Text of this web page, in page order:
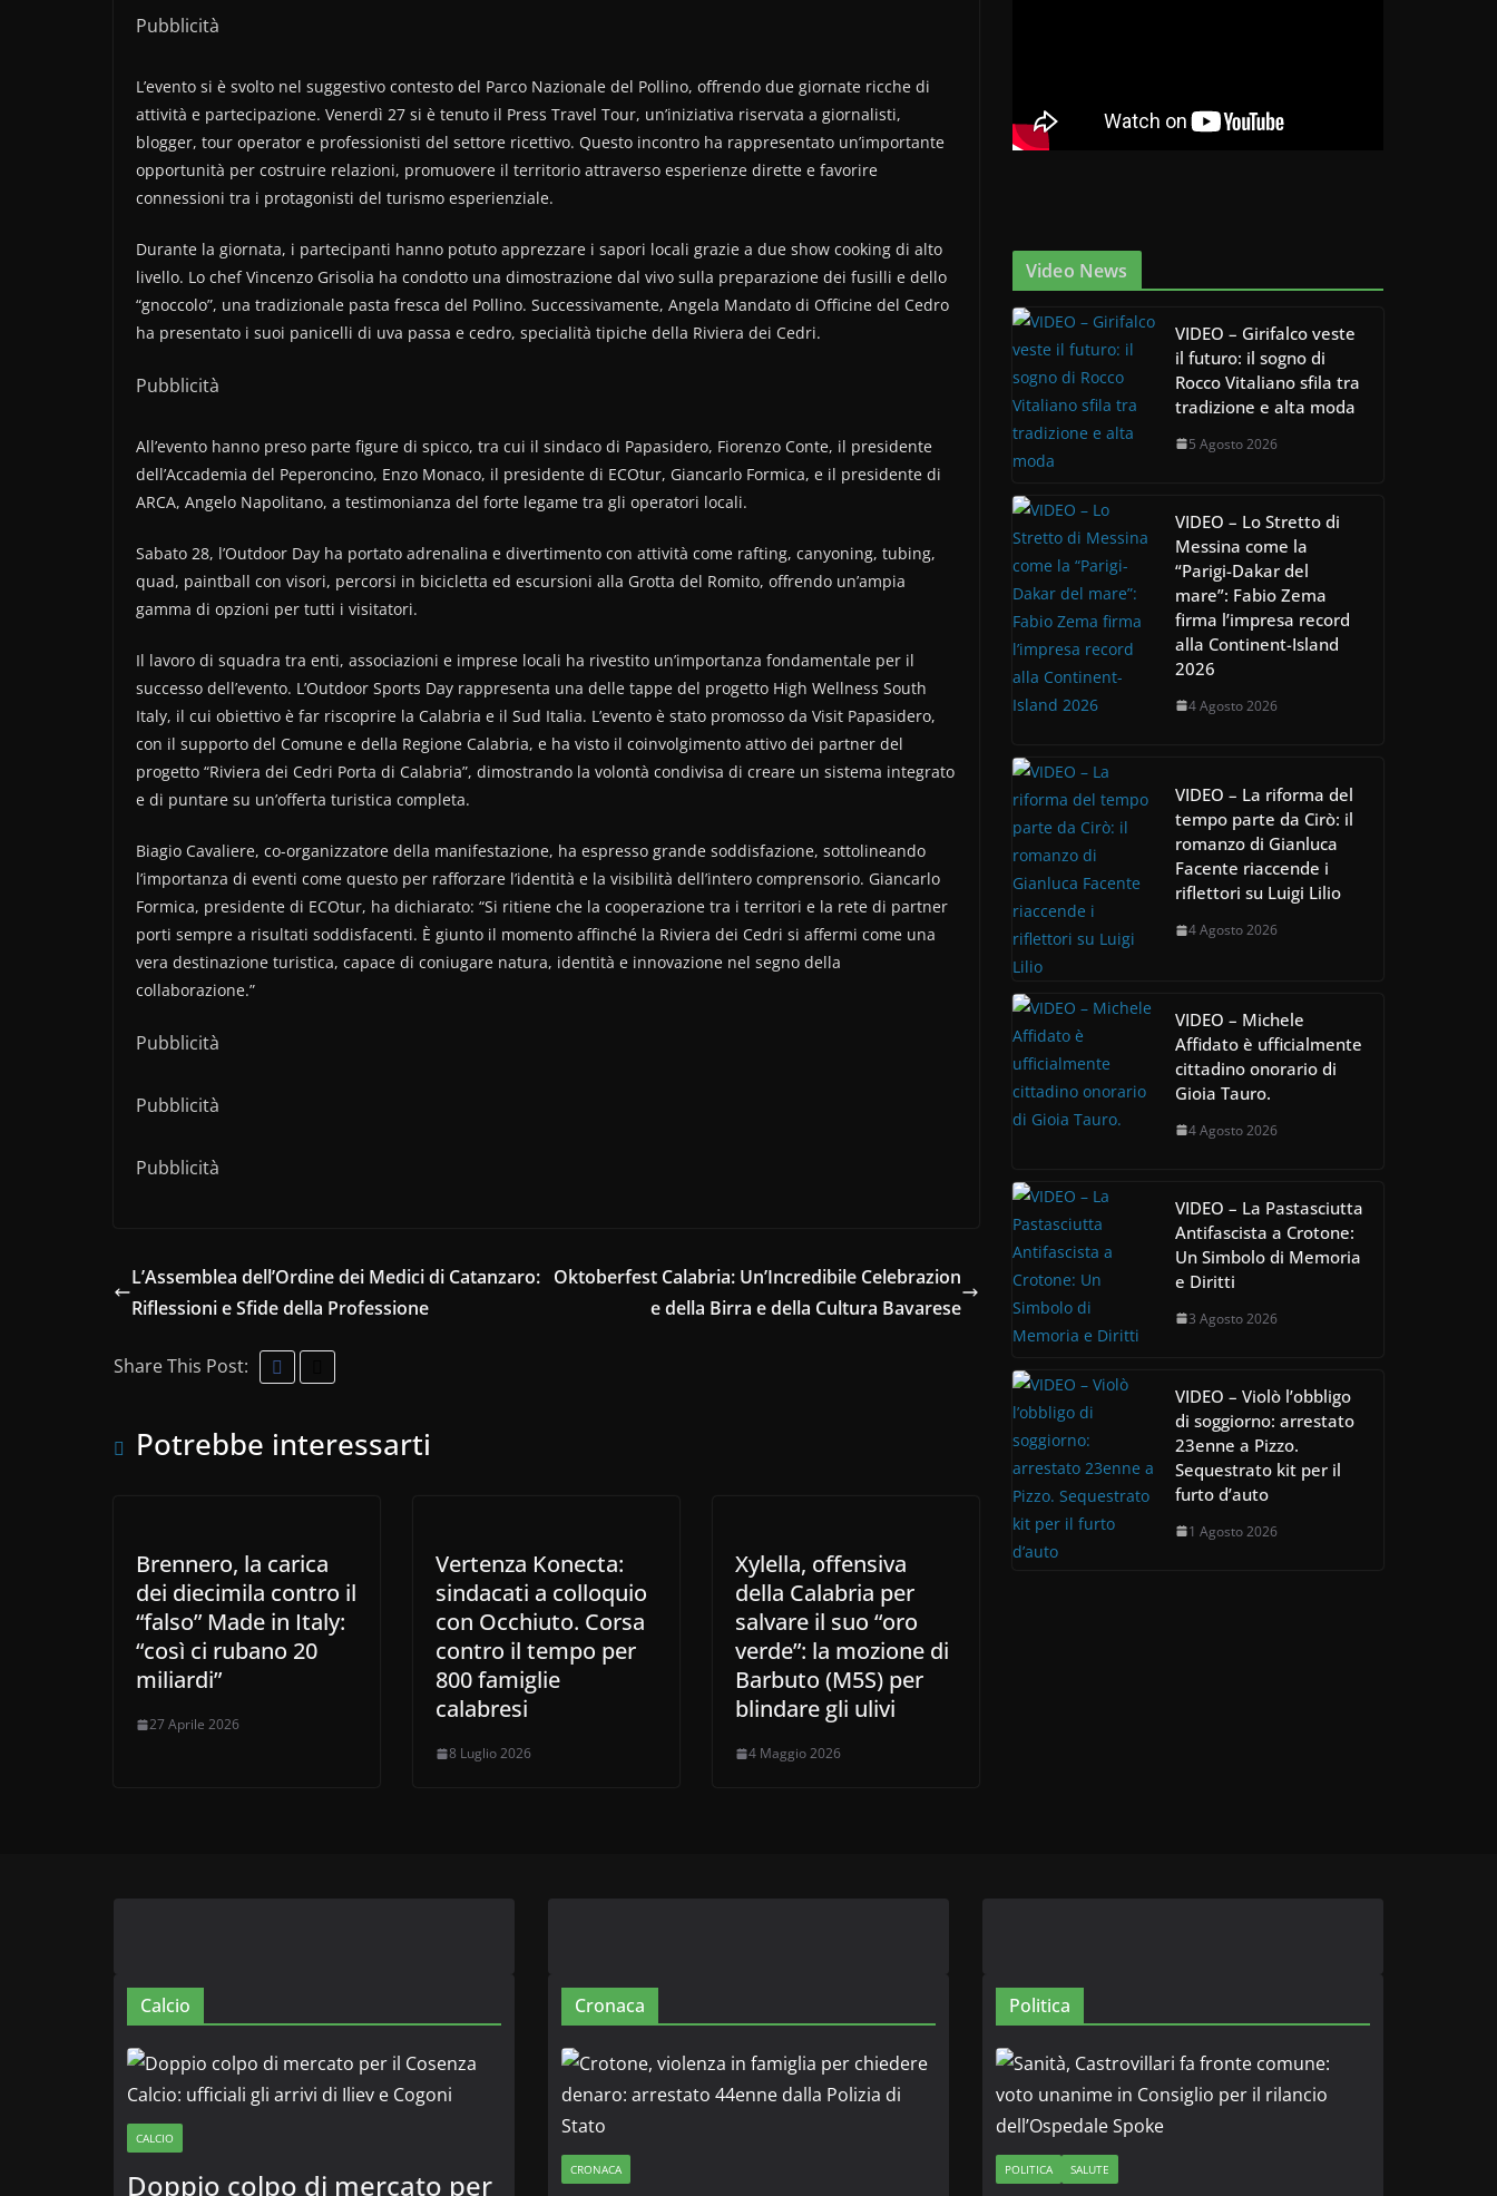
Pubblicità
L’evento si è svolto nel suggestivo contesto del Parco Nazionale del Pollino, offrendo due giornate ricche di
attività e partecipazione. Venerdì 27 si è tenuto il Press Travel Tour, un’iniziativa riservata a giornalisti,
blogger, tour operator e professionisti del settore ricettivo. Questo incontro ha rappresentato un’importante
opportunità per costruire relazioni, promuovere il territorio attraverso esperienze dirette e favorire
connessioni tra i protagonisti del turismo esperienziale.
Durante la giornata, i partecipanti hanno potuto apprezzare i sapori locali grazie a due show cooking di alto
livello. Lo chef Vincenzo Grisolia ha condotto una dimostrazione dal vivo sulla preparazione dei fusilli e dello
“gnoccolo”, una tradizionale pasta fresca del Pollino. Successivamente, Angela Mandato di Officine del Cedro
ha presentato i suoi panicelli di uva passa e cedro, specialità tipiche della Riviera dei Cedri.
Pubblicità
All’evento hanno preso parte figure di spicco, tra cui il sindaco di Papasidero, Fiorenzo Conte, il presidente
dell’Accademia del Peperoncino, Enzo Monaco, il presidente di ECOtur, Giancarlo Formica, e il presidente di
ARCA, Angelo Napolitano, a testimonianza del forte legame tra gli operatori locali.
Sabato 28, l’Outdoor Day ha portato adrenalina e divertimento con attività come rafting, canyoning, tubing,
quad, paintball con visori, percorsi in bicicletta ed escursioni alla Grotta del Romito, offrendo un’ampia
gamma di opzioni per tutti i visitatori.
Il lavoro di squadra tra enti, associazioni e imprese locali ha rivestito un’importanza fondamentale per il
successo dell’evento. L’Outdoor Sports Day rappresenta una delle tappe del progetto High Wellness South
Italy, il cui obiettivo è far riscoprire la Calabria e il Sud Italia. L’evento è stato promosso da Visit Papasidero,
con il supporto del Comune e della Regione Calabria, e ha visto il coinvolgimento attivo dei partner del
progetto “Riviera dei Cedri Porta di Calabria”, dimostrando la volontà condivisa di creare un sistema integrato
e di puntare su un’offerta turistica completa.
Biagio Cavaliere, co-organizzatore della manifestazione, ha espresso grande soddisfazione, sottolineando
l’importanza di eventi come questo per rafforzare l’identità e la visibilità dell’intero comprensorio. Giancarlo
Formica, presidente di ECOtur, ha dichiarato: “Si ritiene che la cooperazione tra i territori e la rete di partner
porti sempre a risultati soddisfacenti. È giunto il momento affinché la Riviera dei Cedri si affermi come una
vera destinazione turistica, capace di coniugare natura, identità e innovazione nel segno della
collaborazione.”
Pubblicità
Pubblicità
Pubblicità
L’Assemblea dell’Ordine dei Medici di Catanzaro:
Riflessioni e Sfide della Professione
Oktoberfest Calabria: Un’Incredibile Celebrazion
e della Birra e della Cultura Bavarese
Share This Post:
Potrebbe interessarti
Brennero, la carica
dei diecimila contro il
“falso” Made in Italy:
“così ci rubano 20
miliardi”
27 Aprile 2026
Vertenza Konecta:
sindacati a colloquio
con Occhiuto. Corsa
contro il tempo per
800 famiglie
calabresi
8 Luglio 2026
Xylella, offensiva
della Calabria per
salvare il suo “oro
verde”: la mozione di
Barbuto (M5S) per
blindare gli ulivi
4 Maggio 2026
Video News
VIDEO – Girifalco veste
il futuro: il sogno di
Rocco Vitaliano sfila tra
tradizione e alta moda
5 Agosto 2026
VIDEO – Lo Stretto di
Messina come la
“Parigi-Dakar del
mare”: Fabio Zema
firma l’impresa record
alla Continent-Island
2026
4 Agosto 2026
VIDEO – La riforma del
tempo parte da Cirò: il
romanzo di Gianluca
Facente riaccende i
riflettori su Luigi Lilio
4 Agosto 2026
VIDEO – Michele
Affidato è ufficialmente
cittadino onorario di
Gioia Tauro.
4 Agosto 2026
VIDEO – La Pastasciutta
Antifascista a Crotone:
Un Simbolo di Memoria
e Diritti
3 Agosto 2026
VIDEO – Violò l’obbligo
di soggiorno: arrestato
23enne a Pizzo.
Sequestrato kit per il
furto d’auto
1 Agosto 2026
Calcio
CALCIO
Doppio colpo di mercato per
Cronaca
CRONACA
Politica
POLITICA SALUTE